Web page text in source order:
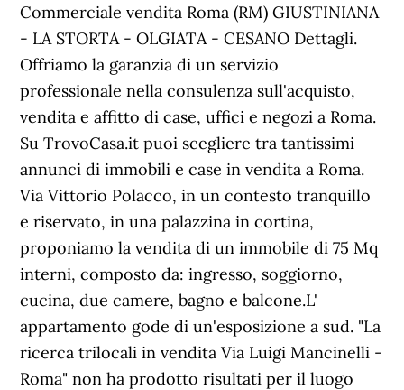
Commerciale vendita Roma (RM) GIUSTINIANA
- LA STORTA - OLGIATA - CESANO Dettagli.
Offriamo la garanzia di un servizio
professionale nella consulenza sull'acquisto,
vendita e affitto di case, uffici e negozi a Roma.
Su TrovoCasa.it puoi scegliere tra tantissimi
annunci di immobili e case in vendita a Roma.
Via Vittorio Polacco, in un contesto tranquillo
e riservato, in una palazzina in cortina,
proponiamo la vendita di un immobile di 75 Mq
interni, composto da: ingresso, soggiorno,
cucina, due camere, bagno e balcone.L'
appartamento gode di un'esposizione a sud. "La
ricerca trilocali in vendita Via Luigi Mancinelli -
Roma" non ha prodotto risultati per il luogo